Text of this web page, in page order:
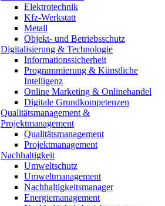
Elektrotechnik
Kfz-Werkstatt
Metall
Objekt- und Betriebsschutz
Digitalisierung & Technologie
Informationssicherheit
Programmierung & Künstliche
Intelligenz
Online Marketing & Onlinehandel
Digitale Grundkompetenzen
Qualitätsmanagement &
Projektmanagement
Qualitätsmanagement
Projektmanagement
Nachhaltigkeit
Umweltschutz
Umweltmanagement
Nachhaltigkeitsmanager
Energiemanagement